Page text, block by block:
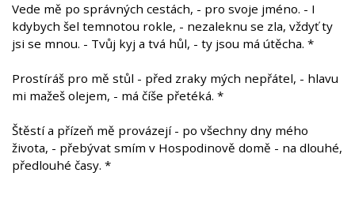
Vede mě po správných cestách, - pro svoje jméno. - I
kdybych šel temnotou rokle, - nezaleknu se zla, vždyť ty
jsi se mnou. - Tvůj kyj a tvá hůl, - ty jsou má útěcha. *
Prostíráš pro mě stůl - před zraky mých nepřátel, - hlavu
mi mažeš olejem, - má číše přetéká. *
Štěstí a přízeň mě provázejí - po všechny dny mého
života, - přebývat smím v Hospodinově domě - na dlouhé,
předlouhé časy. *